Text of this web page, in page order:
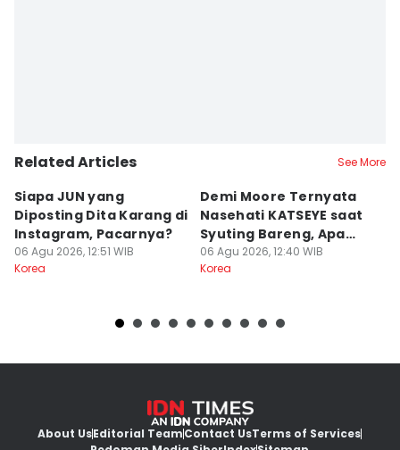
Related Articles See More
Siapa JUN yang
Diposting Dita Karang di
Instagram, Pacarnya?
06 Agu 2026, 12:51 WIB
Korea
Demi Moore Ternyata
Nasehati KATSEYE saat
Syuting Bareng, Apa
Isinya?
06 Agu 2026, 12:40 WIB
Korea
About UsEditorial TeamContact UsTerms of Services